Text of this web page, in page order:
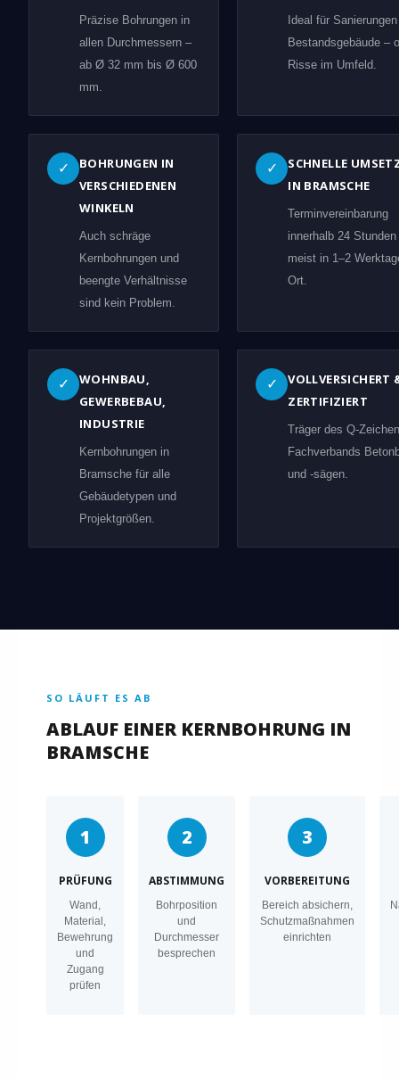
Präzise Bohrungen in
allen Durchmessern –
ab Ø 32 mm bis Ø 600
mm.
Ideal für
Bestandsgebäude –
Risse im Umfeld.
✓
BOHRUNGEN IN
VERSCHIEDENEN
WINKELN
Auch schräge
Kernbohrungen und
beengte Verhältnisse
sind kein Problem.
✓
SCHNELLE
IN BRAMSCHE
Terminvereinbarung
innerhalb 24 Stunden
meist in 1–2
Ort.
✓
WOHNBAU,
GEWERBEBAU,
INDUSTRIE
Kernbohrungen in
Bramsche für alle
Gebäudetypen und
Projektgrößen.
✓
VOLLVERSICHERT
ZERTIFIZIERT
Träger des Q-
Fachverbands
und -sägen.
SO LÄUFT ES AB
ABLAUF EINER KERNBOHRUNG IN
BRAMSCHE
1
PRÜFUNG
Wand,
Material,
Bewehrung
und
Zugang
prüfen
2
ABSTIMMUNG
Bohrposition
und
Durchmesser
besprechen
3
VORBEREITUNG
Bereich absichern,
Schutzmaßnahmen
einrichten